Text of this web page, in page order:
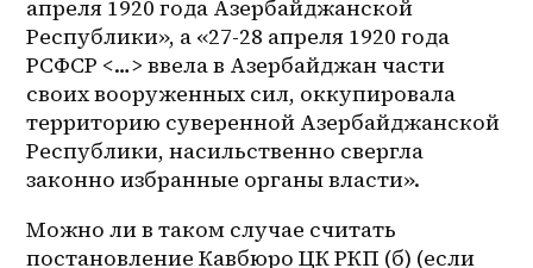
апреля 1920 года Азербайджанской
Республики», а «27-28 апреля 1920 года
РСФСР <…> ввела в Азербайджан части
своих вооруженных сил, оккупировала
территорию суверенной Азербайджанской
Республики, насильственно свергла
законно избранные органы власти».
Можно ли в таком случае считать
постановление Кавбюро ЦК РКП (б) (если